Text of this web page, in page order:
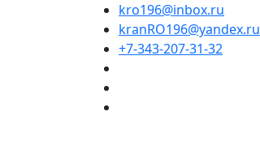
kro196@inbox.ru
kranRO196@yandex.ru
+7-343-207-31-32